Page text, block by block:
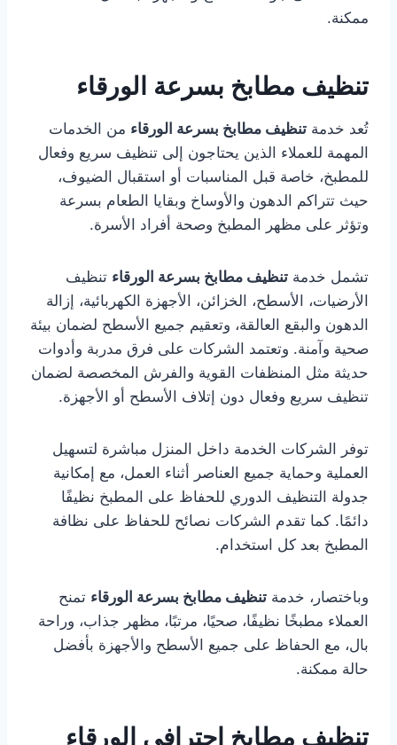
ممكنة.
تنظيف مطابخ بسرعة الورقاء
تُعد خدمة تنظيف مطابخ بسرعة الورقاء من الخدمات
المهمة للعملاء الذين يحتاجون إلى تنظيف سريع وفعال
للمطبخ، خاصة قبل المناسبات أو استقبال الضيوف،
حيث تتراكم الدهون والأوساخ وبقايا الطعام بسرعة
وتؤثر على مظهر المطبخ وصحة أفراد الأسرة.
تشمل خدمة تنظيف مطابخ بسرعة الورقاء تنظيف
الأرضيات، الأسطح، الخزائن، الأجهزة الكهربائية، إزالة
الدهون والبقع العالقة، وتعقيم جميع الأسطح لضمان بيئة
صحية وآمنة. وتعتمد الشركات على فرق مدربة وأدوات
حديثة مثل المنظفات القوية والفرش المخصصة لضمان
تنظيف سريع وفعال دون إتلاف الأسطح أو الأجهزة.
توفر الشركات الخدمة داخل المنزل مباشرة لتسهيل
العملية وحماية جميع العناصر أثناء العمل، مع إمكانية
جدولة التنظيف الدوري للحفاظ على المطبخ نظيفًا
دائمًا. كما تقدم الشركات نصائح للحفاظ على نظافة
المطبخ بعد كل استخدام.
وباختصار، خدمة تنظيف مطابخ بسرعة الورقاء تمنح
العملاء مطبخًا نظيفًا، صحيًا، مرتبًا، مظهر جذاب، وراحة
بال، مع الحفاظ على جميع الأسطح والأجهزة بأفضل
حالة ممكنة.
تنظيف مطابخ احترافي الورقاء